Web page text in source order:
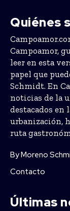
Quiénes
Campoamor,
leer en esta
papel que
Schmidt. En
noticias de la
destacados en
urbanización,
ruta
By Moreno
Contacto
Últimas